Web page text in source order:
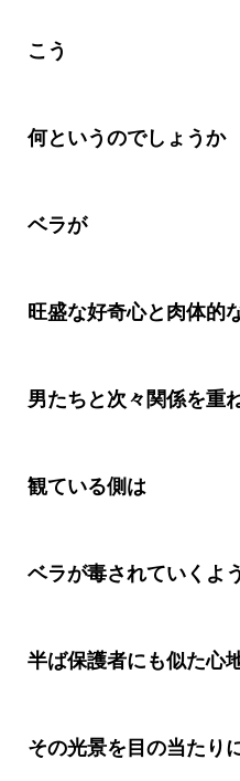
こう
何というのでしょうか
ベラが
旺盛な好奇心と肉体的
男たちと次々関係を重
観ている側は
ベラが毒されていくよ
半ば保護者にも似た心
その光景を目の当たり